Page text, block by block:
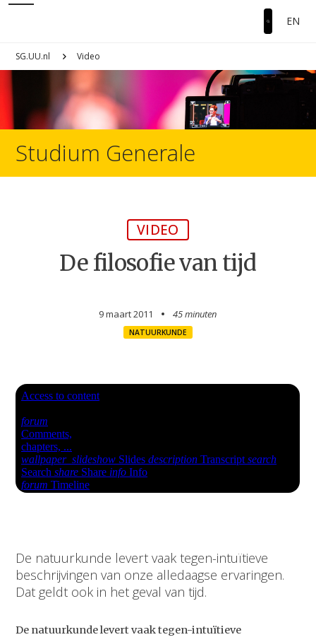
EN
SG.UU.nl Video
Studium Generale
VIDEO
De filosofie van tijd
9 maart 2011 45 minuten
NATUURKUNDE
De natuurkunde levert vaak tegen-intuïtieve
beschrijvingen van onze alledaagse ervaringen.
Dat geldt ook in het geval van tijd.
De natuurkunde levert vaak tegen-intuïtieve